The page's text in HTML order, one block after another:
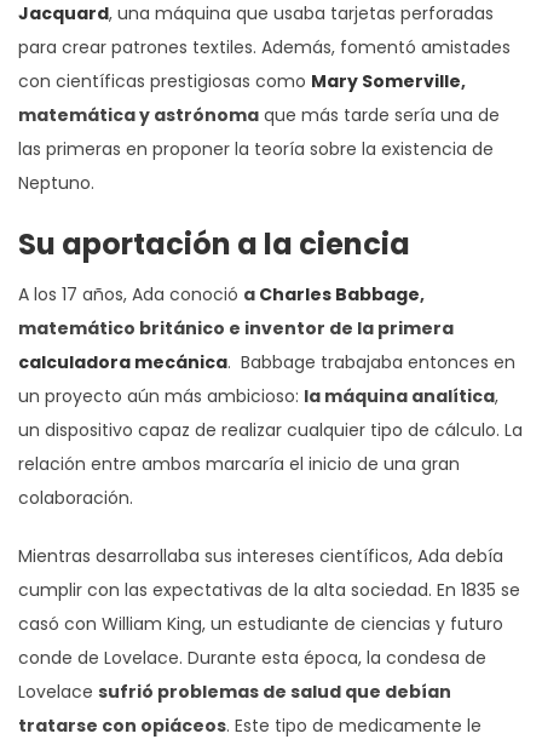
Jacquard, una máquina que usaba tarjetas perforadas
para crear patrones textiles. Además, fomentó amistades
con científicas prestigiosas como Mary Somerville,
matemática y astrónoma que más tarde sería una de
las primeras en proponer la teoría sobre la existencia de
Neptuno.
Su aportación a la ciencia
A los 17 años, Ada conoció a Charles Babbage,
matemático británico e inventor de la primera
calculadora mecánica. Babbage trabajaba entonces en
un proyecto aún más ambicioso: la máquina analítica,
un dispositivo capaz de realizar cualquier tipo de cálculo. La
relación entre ambos marcaría el inicio de una gran
colaboración.
Mientras desarrollaba sus intereses científicos, Ada debía
cumplir con las expectativas de la alta sociedad. En 1835 se
casó con William King, un estudiante de ciencias y futuro
conde de Lovelace. Durante esta época, la condesa de
Lovelace sufrió problemas de salud que debían
tratarse con opiáceos. Este tipo de medicamente le